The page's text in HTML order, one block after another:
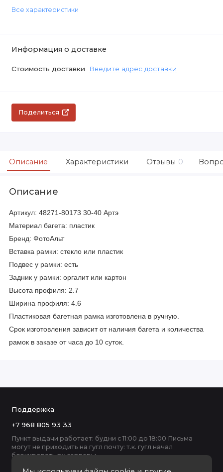
Все характеристики
Информация о доставке
Стоимость доставки Введите адрес доставки
Поделиться
Описание Характеристики Отзывы 0
Описание
Артикул: 48271-80173 30-40 Артэ
Материал багета: пластик
Бренд: ФотоАльт
Вставка рамки: стекло или пластик
Подвес у рамки: есть
Задник у рамки: оргалит или картон
Высота профиля: 2.7
Ширина профиля: 4.6
Пластиковая багетная рамка изготовлена в ручную.
Срок изготовления зависит от наличия багета и количества
рамок в заказе от часа до 10 суток.
Поддержка
+7 968 805 93 33
Пункт выдачи работает: будни с 11:00 до 18:00 Письма
могут не приходить на гугл почту: т.к. гугл начал
блокировать ру серверы